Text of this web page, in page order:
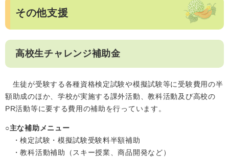
その他支援
高校生チャレンジ補助金
生徒が受験する各種資格検定試験や模擬試験等に受験費用の半
額助成のほか、学校が実施する課外活動、教科活動及び高校の
PR活動等に要する費用の補助を行っています。
○主な補助メニュー
・検定試験・模擬試験受験料半額補助
・教科活動補助（スキー授業、商品開発など）